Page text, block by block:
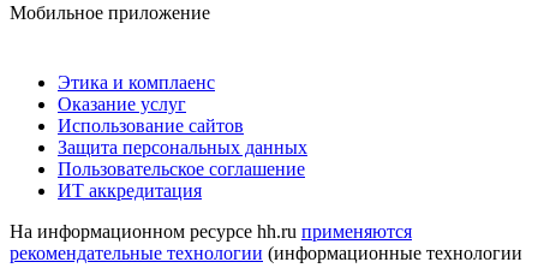
Мобильное приложение
Этика и комплаенс
Оказание услуг
Использование сайтов
Защита персональных данных
Пользовательское соглашение
ИТ аккредитация
На информационном ресурсе hh.ru применяются
рекомендательные технологии (информационные технологии